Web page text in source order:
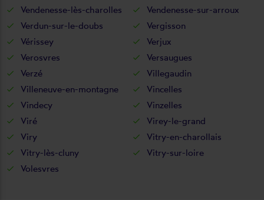
Vendenesse-lès-charolles
Vendenesse-sur-arroux
Verdun-sur-le-doubs
Vergisson
Vérissey
Verjux
Verosvres
Versaugues
Verzé
Villegaudin
Villeneuve-en-montagne
Vincelles
Vindecy
Vinzelles
Viré
Virey-le-grand
Viry
Vitry-en-charollais
Vitry-lès-cluny
Vitry-sur-loire
Volesvres